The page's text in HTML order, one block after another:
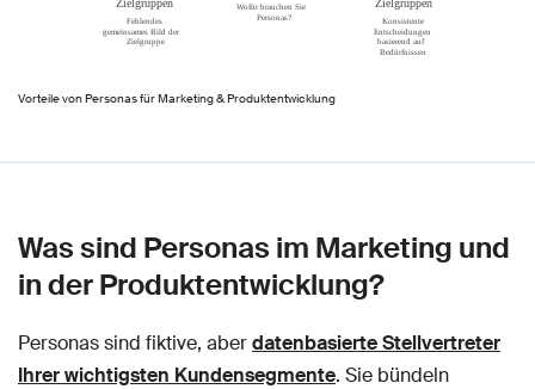
Vorteile von Personas für Marketing & Produktentwicklung
Was sind Personas im Marketing und
in der Produktentwicklung?
Personas sind fiktive, aberdatenbasierte Stellvertreter
Ihrer wichtigsten Kundensegmente. Sie bündeln